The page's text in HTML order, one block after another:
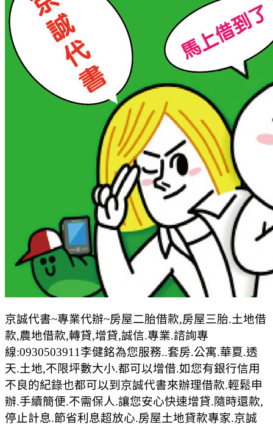
京誠代書~專業代辦~房屋二胎借款,房屋三胎.土地借
款,農地借款,轉貸,增貸,誠信.專業.諮詢專
線:0930503911李健銘為您服務..套房.公寓.華夏.透
天.土地,不限坪數大小.都可以增借.如您有銀行信用
不良的紀錄也都可以到京誠代書來辦理借款.輕鬆申
辦.手續簡便.不需保人.讓您安心快速增貸.隨時還款,
停止計息.節省利息超放心.房屋土地貸款專家.京誠